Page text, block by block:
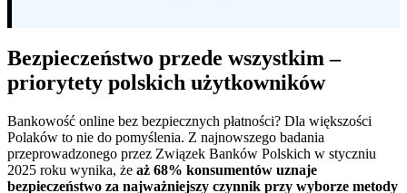
Bezpieczeństwo przede wszystkim –
priorytety polskich użytkowników
Bankowość online bez bezpiecznych płatności? Dla większości
Polaków to nie do pomyślenia. Z najnowszego badania
przeprowadzonego przez Związek Banków Polskich w styczniu
2025 roku wynika, że aż 68% konsumentów uznaje
bezpieczeństwo za najważniejszy czynnik przy wyborze metody